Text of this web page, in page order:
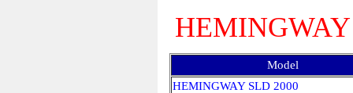
Model
HEMINGWAY SLD 2000